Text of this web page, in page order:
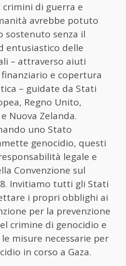
crimini di guerra e
avrebbe potuto
sostenuto senza il
entusiastico delle
– attraverso aiuti
e copertura
– guidate da Stati
Regno Unito,
Nuova Zelanda.
uno Stato
genocidio, questi
legale e
Convenzione sul
Invitiamo tutti gli Stati
i propri obblighi ai
per la prevenzione
crimine di genocidio e
misure necessarie per
in corso a Gaza.